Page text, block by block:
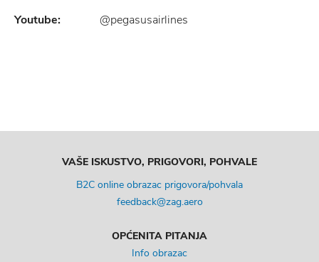
Youtube:
@pegasusairlines
VAŠE ISKUSTVO, PRIGOVORI, POHVALE
B2C online obrazac prigovora/pohvala
feedback@zag.aero
OPĆENITA PITANJA
Info obrazac